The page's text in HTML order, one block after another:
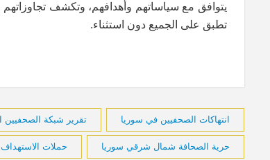
يتوافق مع سياساتهم وأهدافهم، وتكشف
تطبق على الجميع دون استثناء.
انتهاكات الصحفيين في سوريا تقرير شبكة الصحفيين
حرية الصحافة شمال شرقي سوريا حملات